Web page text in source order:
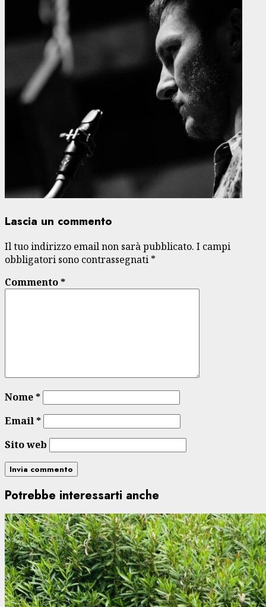
Lascia un commento
Il tuo indirizzo email non sarà pubblicato. I campi
obbligatori sono contrassegnati *
Commento*
Nome*
Email*
Sito web
Potrebbe interessarti anche